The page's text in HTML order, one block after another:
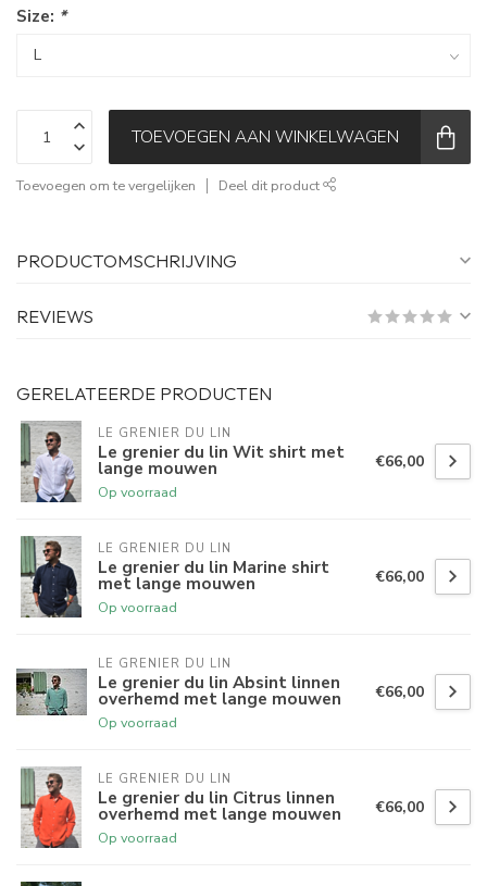
Size: *
TOEVOEGEN AAN WINKELWAGEN
Toevoegen om te vergelijken Deel dit product
PRODUCTOMSCHRIJVING
REVIEWS
GERELATEERDE PRODUCTEN
LE GRENIER DU LIN
Le grenier du lin Wit shirt met
lange mouwen
Op voorraad
€66,00
LE GRENIER DU LIN
Le grenier du lin Marine shirt
met lange mouwen
Op voorraad
€66,00
LE GRENIER DU LIN
Le grenier du lin Absint linnen
overhemd met lange mouwen
Op voorraad
€66,00
LE GRENIER DU LIN
Le grenier du lin Citrus linnen
overhemd met lange mouwen
Op voorraad
€66,00